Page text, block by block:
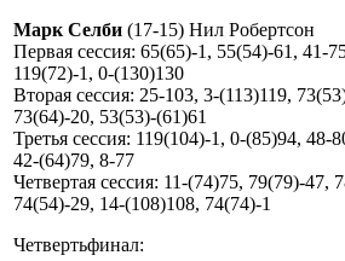
Марк Селби (17-15) Нил Робертсон
Первая сессия: 65(65)-1, 55(54)-61, 41-
119(72)-1, 0-(130)130
Вторая сессия: 25-103, 3-(113)119,
73(64)-20, 53(53)-(61)61
Третья сессия: 119(104)-1, 0-(85)94, 48-
42-(64)79, 8-77
Четвертая сессия: 11-(74)75, 79(79)-47,
74(54)-29, 14-(108)108, 74(74)-1
Четвертьфинал: